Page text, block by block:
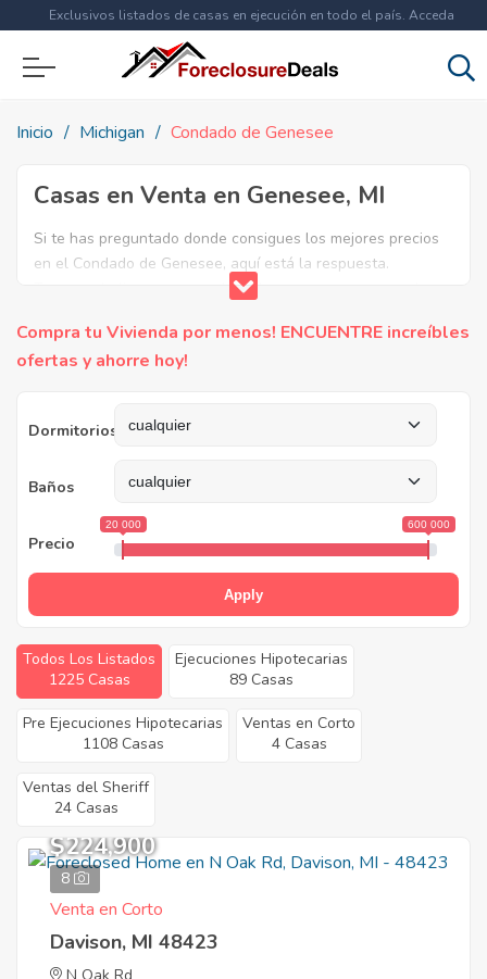
Exclusivos listados de casas en ejecución en todo el país. Acceda
ahora a
Inicio Michigan Condado de Genesee
Casas en Venta en Genesee, MI
Si te has preguntado donde consigues los mejores precios
en el Condado de Genesee, aquí está la respuesta.
Tenemos la lista mas completa de casas en venta en el
comprar por menos? Ahorra en grande y compra casas
reposeídas en el Condado de Genesee, MI.
Compra tu Vivienda por menos! ENCUENTRE increíbles
ofertas y ahorre hoy!
Dormitorios
Baños
Precio
20 000 600 000
Apply
Todos Los Listados
1225 Casas
Ejecuciones Hipotecarias
89 Casas
Pre Ejecuciones Hipotecarias
1108 Casas
Ventas en Corto
4 Casas
Ventas del Sheriff
24 Casas
8
$224,900
Venta en Corto
Davison, MI 48423